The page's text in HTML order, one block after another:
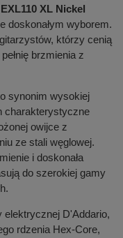
XL Nickel
doskonałym wyborem.
którzy cenią
brzmienia z
synonim wysokiej
charakterystyczne
owijce z
ze stali węglowej.
i doskonała
do szerokiej gamy
elektrycznej D'Addario,
rdzenia Hex-Core,